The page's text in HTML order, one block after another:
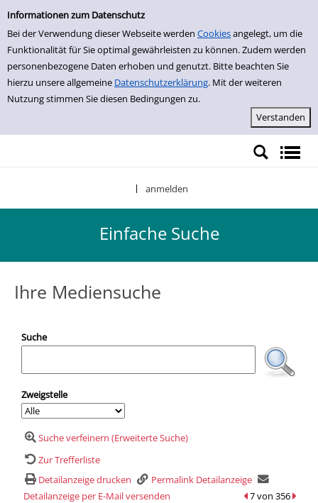
Einfache Suche
Informationen zum Datenschutz
Bei der Verwendung dieser Webseite werden Cookiesangelegt, um die
Funktionalität für Sie optimal gewährleisten zu können. Zudem werden
personenbezogene Daten erhoben und genutzt. Bitte beachten Sie
hierzu unsere allgemeine Datenschutzerklärung. Mit der weiteren
Nutzung stimmen Sie diesen Bedingungen zu.
Zur Detailanzeige springen
anmelden
Einfache Suche
Ihre Mediensuche
Suche
Zweigstelle
Suche verfeinern (Erweiterte Suche)
Zur Trefferliste
Detailanzeige drucken
Permalink Detailanzeige
Detailanzeige per E-Mail versenden
zum vorherigen
7 von 356zum